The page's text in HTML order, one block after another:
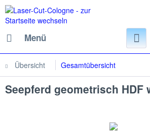
Menü
Übersicht Gesamtübersicht
Seepferd geometrisch HDF